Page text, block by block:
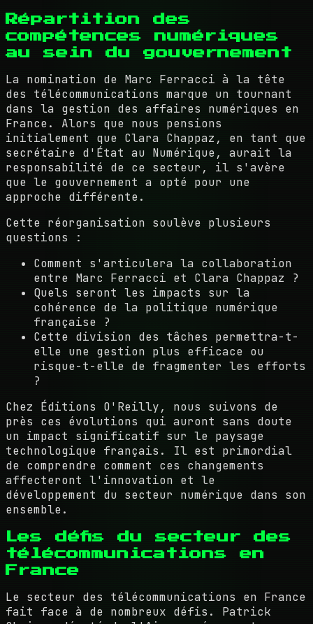
Répartition des
compétences numériques
au sein du gouvernement
La nomination de Marc Ferracci à la tête
des télécommunications marque un tournant
dans la gestion des affaires numériques en
France. Alors que nous pensions
initialement que Clara Chappaz, en tant que
secrétaire d'État au Numérique, aurait la
responsabilité de ce secteur, il s'avère
que le gouvernement a opté pour une
approche différente.
Cette réorganisation soulève plusieurs
questions :
Comment s'articulera la collaboration
entre Marc Ferracci et Clara Chappaz ?
Quels seront les impacts sur la
cohérence de la politique numérique
française ?
Cette division des tâches permettra-t-
elle une gestion plus efficace ou
risque-t-elle de fragmenter les efforts
?
Chez Éditions O'Reilly, nous suivons de
près ces évolutions qui auront sans doute
un impact significatif sur le paysage
technologique français. Il est primordial
de comprendre comment ces changements
affecteront l'innovation et le
développement du secteur numérique dans son
ensemble.
Les défis du secteur des
télécommunications en
France
Le secteur des télécommunications en France
fait face à de nombreux défis. Patrick